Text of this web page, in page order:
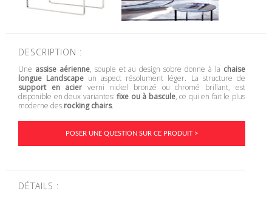
DESCRIPTION :
Une assise aérienne, souple et au design sobre donne à la chaise
longue Landscape un aspect résolument léger. La structure de
support en acier verni nickel bronzé ou chromé brillant, est
disponible en deux variantes:fixe ou à bascule, ce qui en fait le plus
moderne des rocking chairs.
POSER UNE QUESTION SUR CE PRODUIT >
DÉTAILS :